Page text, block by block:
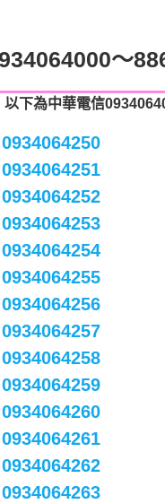
～
以下為中華電信
0934064250
0934064251
0934064252
0934064253
0934064254
0934064255
0934064256
0934064257
0934064258
0934064259
0934064260
0934064261
0934064262
0934064263